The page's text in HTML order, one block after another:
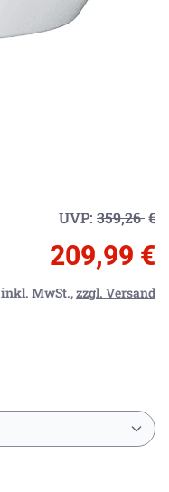
UVP: 359,26€
209,99 €
inkl. MwSt.,zzgl. Versand